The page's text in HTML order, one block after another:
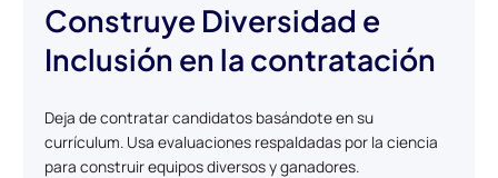
Construye Diversidad e
Inclusión en la contratación
Deja de contratar candidatos basándote en su
currículum. Usa evaluaciones respaldadas por la ciencia
para construir equipos diversos y ganadores.